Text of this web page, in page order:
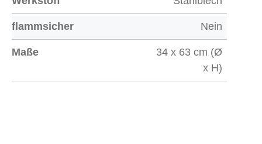
flammsicher Nein
Maße
34 x 63 cm (Ø
x H)